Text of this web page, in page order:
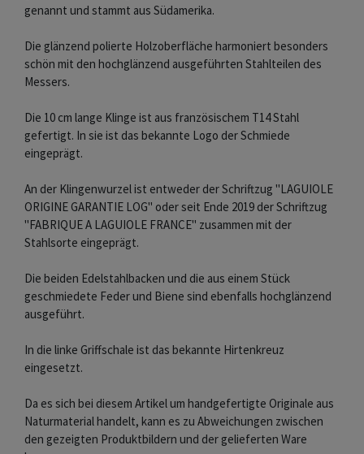
genannt und stammt aus Südamerika.
Die glänzend polierte Holzoberfläche harmoniert besonders
schön mit den hochglänzend ausgeführten Stahlteilen des
Messers.
Die 10 cm lange Klinge ist aus französischem T14 Stahl
gefertigt. In sie ist das bekannte Logo der Schmiede
eingeprägt.
An der Klingenwurzel ist entweder der Schriftzug "LAGUIOLE
ORIGINE GARANTIE LOG" oder seit Ende 2019 der Schriftzug
"FABRIQUE A LAGUIOLE FRANCE" zusammen mit der
Stahlsorte eingeprägt.
Die beiden Edelstahlbacken und die aus einem Stück
geschmiedete Feder und Biene sind ebenfalls hochglänzend
ausgeführt.
In die linke Griffschale ist das bekannte Hirtenkreuz
eingesetzt.
Da es sich bei diesem Artikel um handgefertigte Originale aus
Naturmaterial handelt, kann es zu Abweichungen zwischen
den gezeigten Produktbildern und der gelieferten Ware